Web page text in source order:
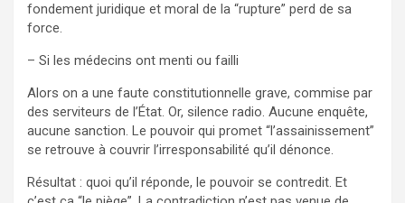
fondement juridique et moral de la “rupture” perd de sa
force.
– Si les médecins ont menti ou failli
Alors on a une faute constitutionnelle grave, commise par
des serviteurs de l’État. Or, silence radio. Aucune enquête,
aucune sanction. Le pouvoir qui promet “l’assainissement”
se retrouve à couvrir l’irresponsabilité qu’il dénonce.
Résultat : quoi qu’il réponde, le pouvoir se contredit. Et